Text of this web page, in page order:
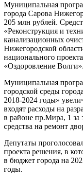
Муниципальная
города Сарова
205 млн рублей.
«Реконструкция и
канализационных
Нижегородской
национального
«Оздоровление Волги».
Муниципальная
городской среды
2018-2024 годы»
входят расходы на
в районе пр.Мира, 1
средства на ремонт
Депутаты
проекта решения, в
в бюджет города на
годы.